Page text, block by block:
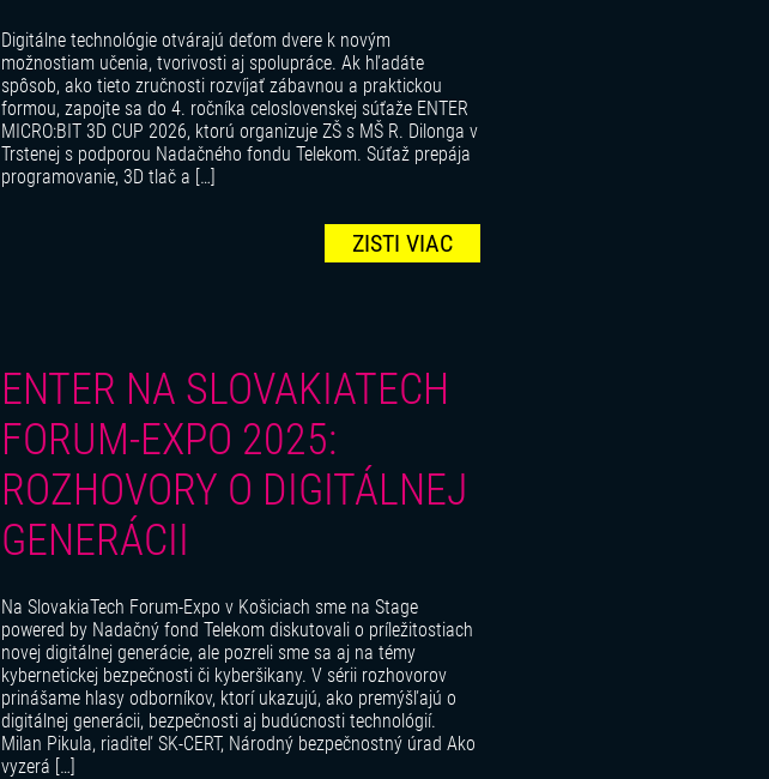
Digitálne technológie otvárajú deťom dvere k novým
možnostiam učenia, tvorivosti aj spolupráce. Ak hľadáte
spôsob, ako tieto zručnosti rozvíjať zábavnou a praktickou
formou, zapojte sa do 4. ročníka celoslovenskej súťaže ENTER
MICRO:BIT 3D CUP 2026, ktorú organizuje ZŠ s MŠ R. Dilonga v
Trstenej s podporou Nadačného fondu Telekom. Súťaž prepája
programovanie, 3D tlač a […]
ZISTI VIAC
ENTER NA SLOVAKIATECH
FORUM-EXPO 2025:
ROZHOVORY O DIGITÁLNEJ
GENERÁCII
Na SlovakiaTech Forum-Expo v Košiciach sme na Stage
powered by Nadačný fond Telekom diskutovali o príležitostiach
novej digitálnej generácie, ale pozreli sme sa aj na témy
kybernetickej bezpečnosti či kyberšikany. V sérii rozhovorov
prinášame hlasy odborníkov, ktorí ukazujú, ako premýšľajú o
digitálnej generácii, bezpečnosti aj budúcnosti technológií.
Milan Pikula, riaditeľ SK-CERT, Národný bezpečnostný úrad Ako
vyzerá […]